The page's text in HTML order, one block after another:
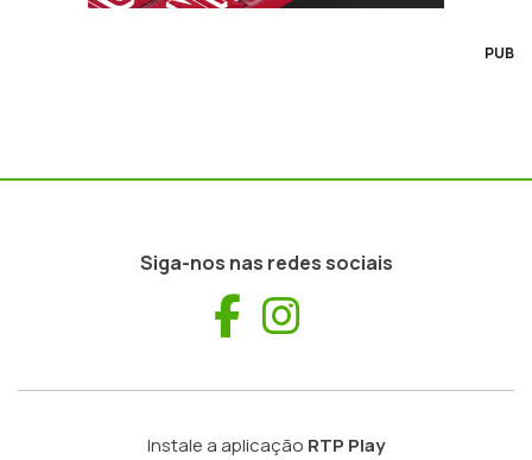
PUB
Siga-nos nas redes sociais
Facebook
Instale a aplicação RTP Play